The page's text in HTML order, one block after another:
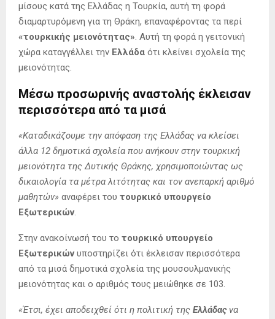
μίσους κατά της Ελλάδας η Τουρκία, αυτή τη φορά
διαμαρτυρόμενη για τη Θράκη, επαναφέροντας τα περί
«τουρκικής μειονότητας». Αυτή τη φορά η γειτονική
χώρα καταγγέλλει την Ελλάδα ότι κλείνει σχολεία της
μειονότητας.
Μέσω προσωρινής αναστολής έκλεισαν
περισσότερα από τα μισά
«Καταδικάζουμε την απόφαση της Ελλάδας να κλείσει
άλλα 12 δημοτικά σχολεία που ανήκουν στην τουρκική
μειονότητα της Δυτικής Θράκης, χρησιμοποιώντας ως
δικαιολογία τα μέτρα λιτότητας και τον ανεπαρκή αριθμό
μαθητών» αναφέρει του τουρκικό υπουργείο
Εξωτερικών.
Στην ανακοίνωσή του το τουρκικό υπουργείο
Εξωτερικώνυποστηρίζει ότι έκλεισαν περισσότερα
από τα μισά δημοτικά σχολεία της μουσουλμανικής
μειονότητας και ο αριθμός τους μειώθηκε σε 103.
«Έτσι, έχει αποδειχθεί ότι η πολιτική της Ελλάδας να